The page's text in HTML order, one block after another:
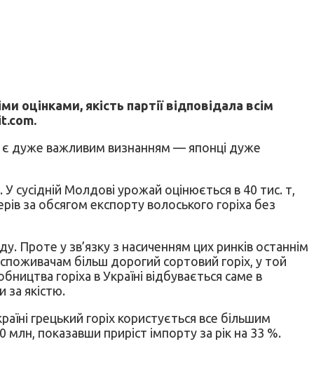
оцінками, якість партії відповідала всім
є дуже важливим визнанням — японці дуже
У сусідній Молдові урожай оцінюється в 40 тис. т,
за обсягом експорту волоського горіха без
Проте у зв’язку з насиченням цих ринків останнім
більш дорогий сортовий горіх, у той
горіха в Україні відбувається саме в
за якістю.
грецький горіх користується все більшим
показавши приріст імпорту за рік на 33 %.